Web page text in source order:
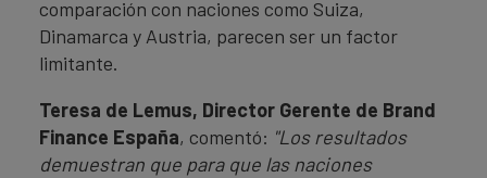
comparación con naciones como Suiza,
Dinamarca y Austria, parecen ser un factor
limitante.
Teresa de Lemus, Director Gerente de Brand
Finance España, comentó: "Los resultados
demuestran que para que las naciones